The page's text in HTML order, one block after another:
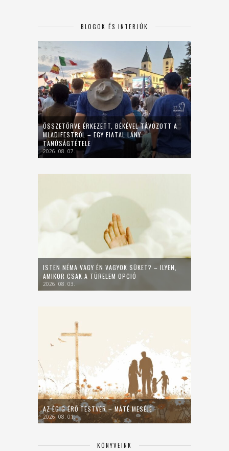
BLOGOK ÉS INTERJÚK
ÖSSZETÖRVE ÉRKEZETT, BÉKÉVEL TÁVOZOTT A
MLADIFESTRŐL – EGY FIATAL LÁNY
TANÚSÁGTÉTELE
2026. 08. 07.
ISTEN NÉMA VAGY ÉN VAGYOK SÜKET? – ILYEN,
AMIKOR CSAK A TÜRELEM OPCIÓ
2026. 08. 03.
AZ ÉGIG ÉRŐ TESTVÉR – MÁTÉ MESÉJE
2026. 08. 01.
KÖNYVEINK